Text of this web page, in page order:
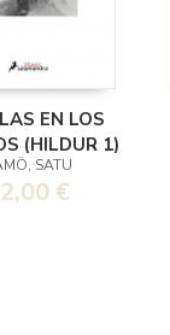
EN LOS
(HILDUR 1)
SATU
€